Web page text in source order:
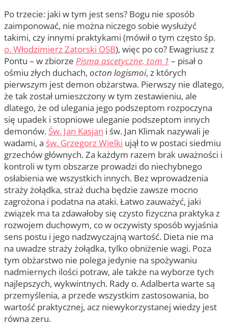
Po trzecie: jaki w tym jest sens? Bogu nie sposób
zaimponować, nie można niczego sobie wysłużyć
takimi, czy innymi praktykami (mówił o tym często śp.
o. Włodzimierz Zatorski OSB), więc po co? Ewagriusz z
Pontu – w zbiorze Pisma ascetyczne, tom 1 – pisał o
ośmiu złych duchach, octon logismoi, z których
pierwszym jest demon obżarstwa. Pierwszy nie dlatego,
że tak został umieszczony w tym zestawieniu, ale
dlatego, że od ulegania jego podszeptom rozpoczyna
się upadek i stopniowe uleganie podszeptom innych
demonów. Św. Jan Kasjan i św. Jan Klimak nazywali je
wadami, a św. Grzegorz Wielki ujął to w postaci siedmiu
grzechów głównych. Za każdym razem brak uważności i
kontroli w tym obszarze prowadzi do niechybnego
osłabienia we wszystkich innych. Bez wprowadzenia
straży żołądka, straż ducha będzie zawsze mocno
zagrożona i podatna na ataki. Łatwo zauważyć, jaki
związek ma ta zdawałoby się czysto fizyczna praktyka z
rozwojem duchowym, co w oczywisty sposób wyjaśnia
sens postu i jego nadzwyczajną wartość. Dieta nie ma
na uwadze straży żołądka, tylko obniżenie wagi. Poza
tym obżarstwo nie polega jedynie na spożywaniu
nadmiernych ilości potraw, ale także na wyborze tych
najlepszych, wykwintnych. Rady o. Adalberta warte są
przemyślenia, a przede wszystkim zastosowania, bo
wartość praktycznej, acz niewykorzystanej wiedzy jest
równa zeru.